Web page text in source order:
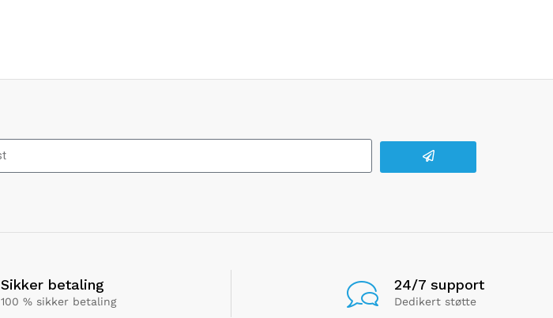
Sikker betaling
100 % sikker betaling
24/7 support
Dedikert støtte